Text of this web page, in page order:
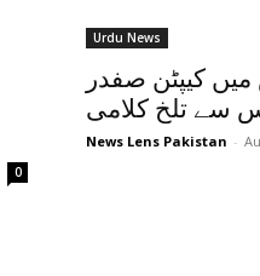
0
Urdu News
کیپٹن صفدر
سے تلخ کلامی
News Lens Pakistan -